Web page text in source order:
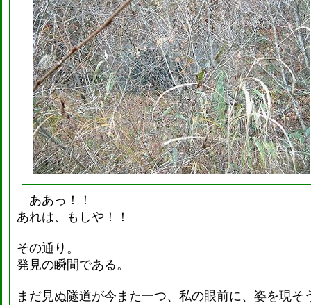
ああっ！！
あれは、もしや！！
その通り。
発見の瞬間である。
まだ見ぬ隧道が今また一つ、私の眼前に、姿を現そ